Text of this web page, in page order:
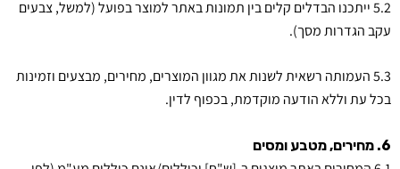
5.2 ייתכנו הבדלים קלים בין תמונות באתר למוצר בפועל (למשל, צבעים
עקב הגדרות מסך).
5.3 העמותה רשאית לשנות את מגוון המוצרים, מחירים, מבצעים וזמינות
בכל עת וללא הודעה מוקדמת, בכפוף לדין.
6. מחירים, מטבע ומסים